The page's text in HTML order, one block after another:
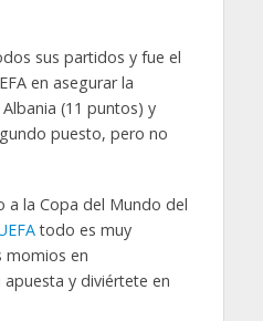
sus partidos y fue el
en asegurar la
(11 puntos) y
puesto, pero no
a la Copa del Mundo del
todo es muy
momios en
y diviértete en